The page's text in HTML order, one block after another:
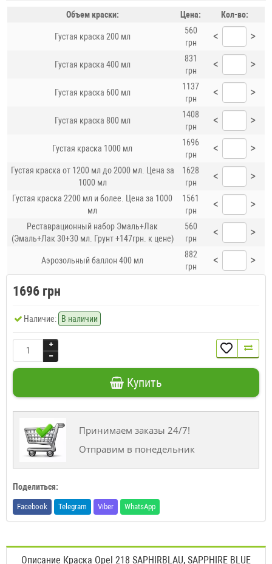
Объем краски: Цена: Кол-во:
Густая краска 200 мл
560
грн
< >
Густая краска 400 мл
831
грн
< >
Густая краска 600 мл
1137
грн
< >
Густая краска 800 мл
1408
грн
< >
Густая краска 1000 мл
1696
грн
< >
Густая краска от 1200 мл до 2000 мл. Цена за
1000 мл
1628
грн
< >
Густая краска 2200 мл и более. Цена за 1000
мл
1561
грн
< >
Реставрационный набор Эмаль+Лак
(Эмаль+Лак 30+30 мл. Грунт +147грн. к цене)
560
грн
< >
Аэрозольный баллон 400 мл
882
грн
< >
1696 грн
Наличие: В наличии
Купить
Принимаем заказы 24/7!
Отправим в понедельник
Поделиться:
Facebook Telegram Viber WhatsApp
Описание Краска Opel 218 SAPHIRBLAU, SAPPHIRE BLUE